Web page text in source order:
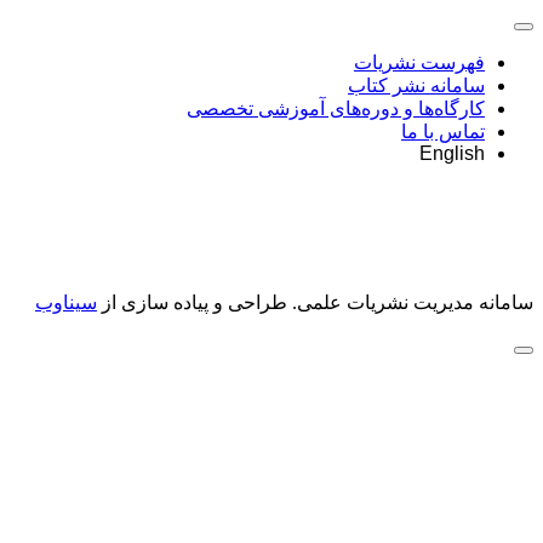
فهرست نشریات
سامانه نشر کتاب
کارگاه‌ها و دوره‌های آموزشی تخصصی
تماس با ما
English
سامانه مدیریت نشریات علمی. طراحی و پیاده سازی از سیناوب